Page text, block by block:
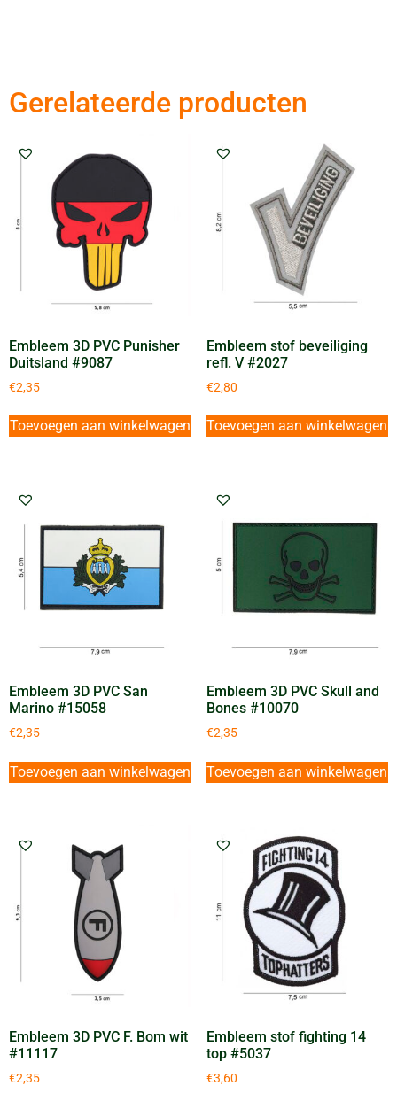
Gerelateerde producten
Embleem 3D PVC Punisher
Duitsland #9087
€2,35
Toevoegen aan winkelwagen
Embleem stof beveiliging
refl. V #2027
€2,80
Toevoegen aan winkelwagen
Embleem 3D PVC San
Marino #15058
€2,35
Toevoegen aan winkelwagen
Embleem 3D PVC Skull and
Bones #10070
€2,35
Toevoegen aan winkelwagen
Embleem 3D PVC F. Bom wit
#11117
€2,35
Embleem stof fighting 14
top #5037
€3,60